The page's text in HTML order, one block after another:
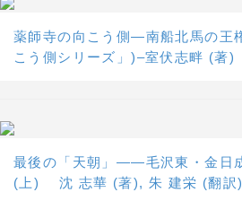
薬師寺の向こう側―南船北馬の王
こう側シリーズ」)–室伏志畔 (著)
最後の「天朝」――毛沢東・金日
(上) 沈 志華 (著), 朱 建栄 (翻訳)